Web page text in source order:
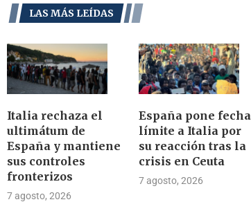
LAS MÁS LEÍDAS
Italia rechaza el
ultimátum de
España y mantiene
sus controles
fronterizos
7 agosto, 2026
España pone fecha
límite a Italia por
su reacción tras la
crisis en Ceuta
7 agosto, 2026